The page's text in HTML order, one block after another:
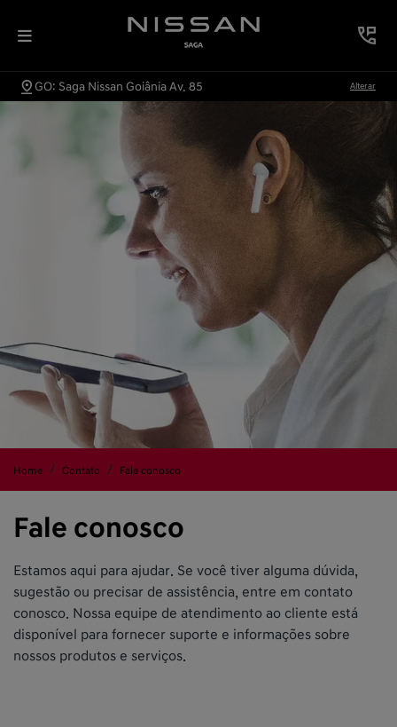
GO: Saga Nissan Goiânia Av. 85 Alterar
Home Contato Fale conosco
Fale conosco
Estamos aqui para ajudar. Se você tiver alguma dúvida,
sugestão ou precisar de assistência, entre em contato
conosco. Nossa equipe de atendimento ao cliente está
disponível para fornecer suporte e informações sobre
nossos produtos e serviços.